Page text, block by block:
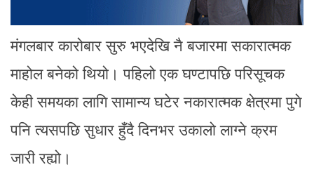
मंगलबार कारोबार सुरु भएदेखि नै बजारमा सकारात्मक
माहोल बनेको थियो। पहिलो एक घण्टापछि परिसूचक
केही समयका लागि सामान्य घटेर नकारात्मक क्षेत्रमा पुगे
पनि त्यसपछि सुधार हुँदै दिनभर उकालो लाग्ने क्रम
जारी रह्यो।